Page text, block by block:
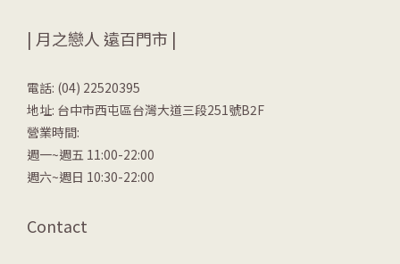
| 月之戀人 遠百門市 |
電話: (04) 22520395
地址: 台中市西屯區台灣大道三段251號B2F
營業時間:
週一~週五 11:00-22:00
週六~週日 10:30-22:00
Contact